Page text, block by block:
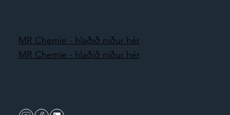
MR Chemie - hlaðið niður hér
MR Chemie - hlaðið niður hér